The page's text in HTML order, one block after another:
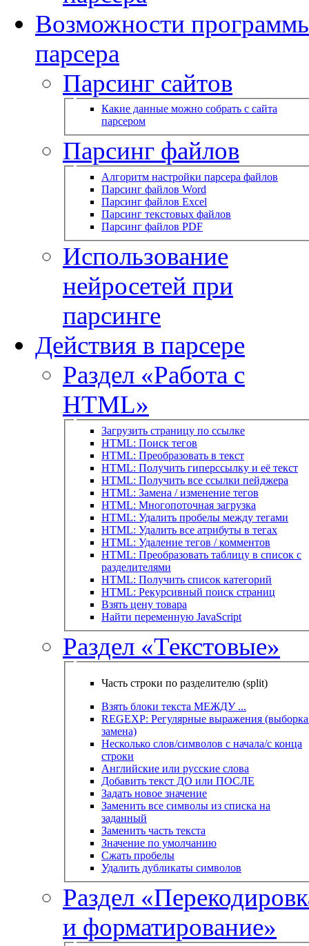
Возможности
парсера
Парсинг сайтов
Какие данные можно собрать с сайта
парсером
Парсинг файлов
Алгоритм настройки парсера файлов
Парсинг файлов Word
Парсинг файлов Excel
Парсинг текстовых файлов
Парсинг файлов PDF
Использование
нейросетей при
парсинге
Действия в парсере
Раздел «Работа с
HTML»
Загрузить страницу по ссылке
HTML: Поиск тегов
HTML: Преобразовать в текст
HTML: Получить гиперссылку и её текст
HTML: Получить все ссылки пейджера
HTML: Замена / изменение тегов
HTML: Многопоточная загрузка
HTML: Удалить пробелы между тегами
HTML: Удалить все атрибуты в тегах
HTML: Удаление тегов / комментов
HTML: Преобразовать таблицу в список с
разделителями
HTML: Получить список категорий
HTML: Рекурсивный поиск страниц
Взять цену товара
Найти переменную JavaScript
Раздел «Текстовые»
Часть строки по разделителю (split)
Взять блоки текста МЕЖДУ ...
REGEXP: Регулярные выражения
замена)
Несколько слов/символов с начала/с конца
строки
Английские или русские слова
Добавить текст ДО или ПОСЛЕ
Задать новое значение
Заменить все символы из списка на
заданный
Заменить часть текста
Значение по умолчанию
Сжать пробелы
Удалить дубликаты символов
Раздел
и форматирование»